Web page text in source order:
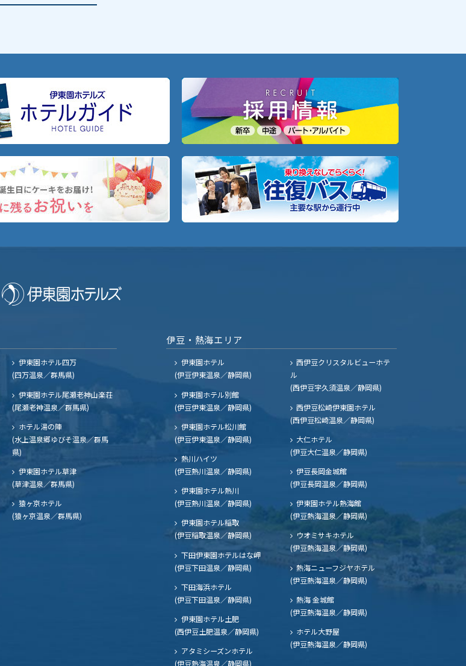
伊東園ホテル四万
(四万温泉／群馬県)
伊東園ホテル尾瀬老神山楽荘
(尾瀬老神温泉／群馬県)
ホテル湯の陣
(水上温泉郷ゆびそ温泉／群馬
県)
伊東園ホテル草津
(草津温泉／群馬県)
猿ヶ京ホテル
(猿ヶ京温泉／群馬県)
伊豆・熱海エリア
伊東園ホテル
(伊豆伊東温泉／静岡県)
伊東園ホテル別館
(伊豆伊東温泉／静岡県)
伊東園ホテル松川館
(伊豆伊東温泉／静岡県)
熱川ハイツ
(伊豆熱川温泉／静岡県)
伊東園ホテル熱川
(伊豆熱川温泉／静岡県)
伊東園ホテル稲取
(伊豆稲取温泉／静岡県)
下田伊東園ホテルはな岬
(伊豆下田温泉／静岡県)
下田海浜ホテル
(伊豆下田温泉／静岡県)
伊東園ホテル土肥
(西伊豆土肥温泉／静岡県)
西伊豆クリスタルビューホテ
ル
(西伊豆宇久須温泉／静岡県)
西伊豆松崎伊東園ホテル
(西伊豆松崎温泉／静岡県)
大仁ホテル
(伊豆大仁温泉／静岡県)
伊豆長岡金城館
(伊豆長岡温泉／静岡県)
伊東園ホテル熱海館
(伊豆熱海温泉／静岡県)
ウオミサキホテル
(伊豆熱海温泉／静岡県)
熱海ニューフジヤホテル
(伊豆熱海温泉／静岡県)
熱海 金城館
(伊豆熱海温泉／静岡県)
ホテル大野屋
(伊豆熱海温泉／静岡県)
アタミシーズンホテル
(伊豆熱海温泉／静岡県)